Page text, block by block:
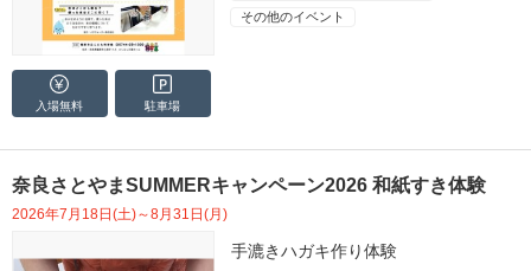
その他のイベント
入場無料 駐車場
奈良さとやまSUMMERキャンペーン2026 和紙すき体験
2026年7月18日(土)～8月31日(月)
手漉きハガキ作り体験